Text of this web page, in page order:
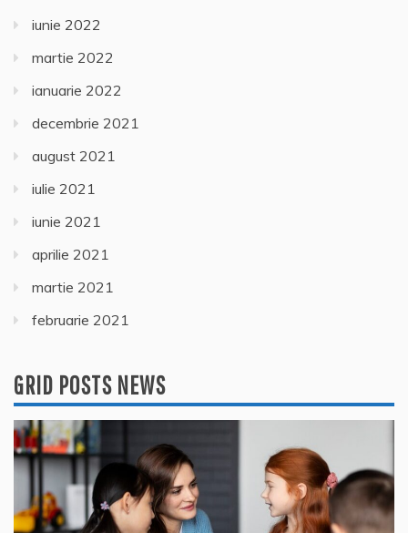
iunie 2022
martie 2022
ianuarie 2022
decembrie 2021
august 2021
iulie 2021
iunie 2021
aprilie 2021
martie 2021
februarie 2021
GRID POSTS NEWS